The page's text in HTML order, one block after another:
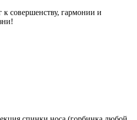
совершенству, гармонии и